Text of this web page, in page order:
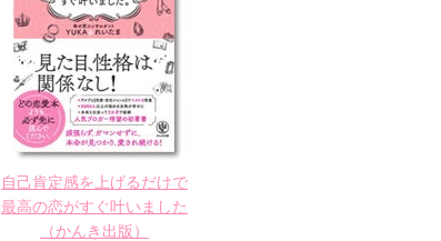
自己肯定感を上げるだけで
最高の恋がすぐ叶いました
（かんき出版）